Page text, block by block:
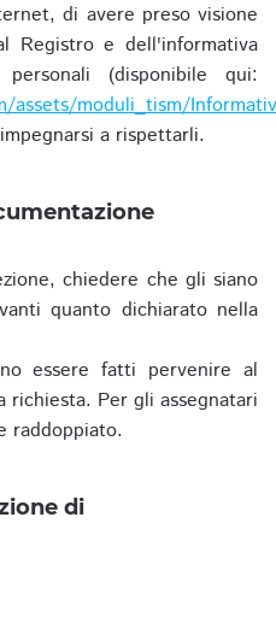
di avere preso visione
Registro e dell'informativa
(disponibile qui:
assets/moduli_tism/
a rispettarli.
chiedere che gli siano
quanto dichiarato nella
essere fatti pervenire al
richiesta. Per gli assegnatari
raddoppiato.
di